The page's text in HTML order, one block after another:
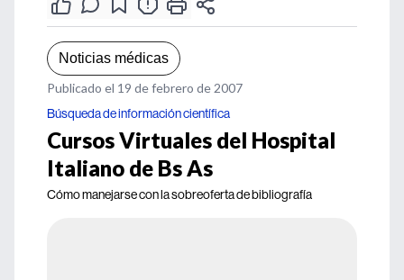
Noticias médicas
Publicado el 19 de febrero de 2007
Búsqueda de información científica
Cursos Virtuales del Hospital
Italiano de Bs As
Cómo manejarse con la sobreoferta de bibliografía